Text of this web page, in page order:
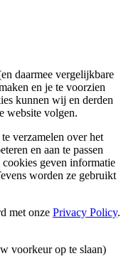
daarmee vergelijkbare
en je te voorzien
kunnen wij en derden
website volgen.
verzamelen over het
en aan te passen
cookies geven informatie
worden ze gebruikt
met onze Privacy Policy.
voorkeur op te slaan)